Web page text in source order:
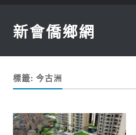
新會僑鄉網
標籤:今古洲